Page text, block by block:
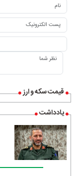
قیمت سکه و ارز
یادداشت